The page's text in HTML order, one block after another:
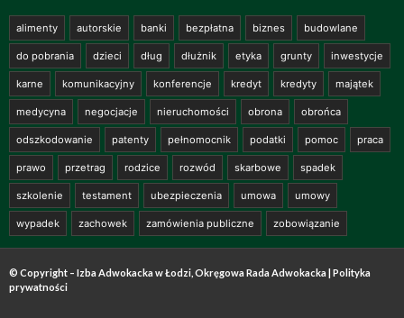
alimenty autorskie banki bezpłatna biznes budowlane
do pobrania dzieci dług dłużnik etyka grunty inwestycje
karne komunikacyjny konferencje kredyt kredyty majątek
medycyna negocjacje nieruchomości obrona obrońca
odszkodowanie patenty pełnomocnik podatki pomoc praca
prawo przetrag rodzice rozwód skarbowe spadek
szkolenie testament ubezpieczenia umowa umowy
wypadek zachowek zamówienia publiczne zobowiązanie
© Copyright – Izba Adwokacka w Łodzi, Okręgowa Rada Adwokacka | Polityka
prywatności